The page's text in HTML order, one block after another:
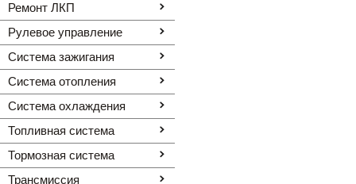
Ремонт ЛКП
Рулевое управление
Система зажигания
Система отопления
Система охлаждения
Топливная система
Тормозная система
Трансмиссия